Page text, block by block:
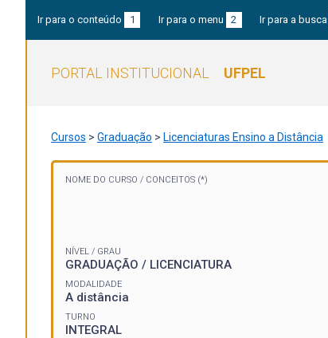
Ir para o conteúdo 1 Ir para o menu 2 Ir para a busca
PORTAL INSTITUCIONAL UFPEL
Cursos > Graduação > Licenciaturas Ensino a Distância
NOME DO CURSO / CONCEITOS (*)
NÍVEL / GRAU
GRADUAÇÃO / LICENCIATURA
MODALIDADE
A distância
TURNO
INTEGRAL